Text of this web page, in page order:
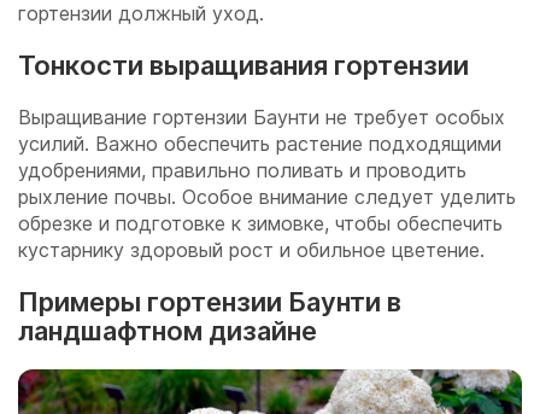
гортензии должный уход.
Тонкости выращивания гортензии
Выращивание гортензии Баунти не требует особых
усилий. Важно обеспечить растение подходящими
удобрениями, правильно поливать и проводить
рыхление почвы. Особое внимание следует уделить
обрезке и подготовке к зимовке, чтобы обеспечить
кустарнику здоровый рост и обильное цветение.
Примеры гортензии Баунти в
ландшафтном дизайне